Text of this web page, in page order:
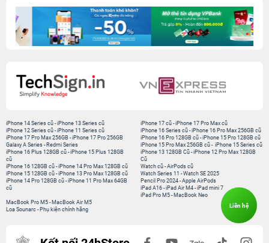
iPhone 14 Series cũ -iPhone 13 Series cũ
iPhone 12 Series cũ -iPhone 11 Series cũ
iPhone 17 Pro Max 256GB -iPhone 17 Pro 256GB
Galaxy A Series - Redmi Series
iPhone 17 cũ -iPhone 17 Pro Max cũ
iPhone 16 Series cũ - iPhone 16 Pro Max 256GB cũ
iPhone 16 Pro 128GB cũ -iPhone 15 Pro 128GB cũ
iPhone 15 Pro Max 256GB cũ - iPhone 15 Series cũ
iPhone 16 Plus 128GB cũ -iPhone 15 Plus 128GB
cũ
iPhone 16 128GB cũ -iPhone 14 Pro Max 128GB cũ
iPhone 15 128GB cũ -iPhone 13 Pro Max 128GB cũ
iPhone 14 Pro 128GB cũ -iPhone 11 Pro Max 64GB
cũ
iPhone 13 128GB Cũ -iPhone 12 Pro Max 128GB
Cũ
Watch cũ -AirPods cũ
Watch Series 11 -Watch SE 2025
Pencil Pro 2024 -Apple AirPods
iPad A16 -iPad Air M4 -iPad mini 7
iPad Pro M5 - MacBook Neo
MacBook Pro M5 - MacBook Air M5
Loa Sounarc - Phụ kiện chính hãng
Liên hệ